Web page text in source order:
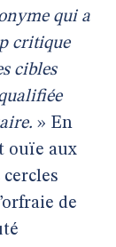
qui a
critique
cibles
» En
ouïe aux
de